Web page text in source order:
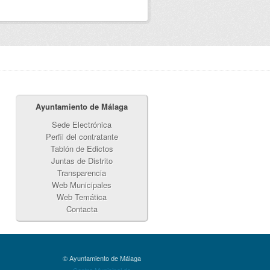
Ayuntamiento de Málaga
Sede Electrónica
Perfil del contratante
Tablón de Edictos
Juntas de Distrito
Transparencia
Web Municipales
Web Temática
Contacta
© Ayuntamiento de Málaga